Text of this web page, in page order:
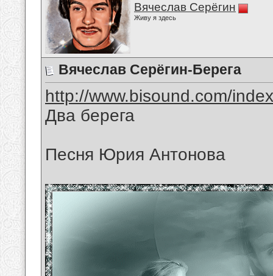
Вячеслав Серёгин
Живу я здесь
Вячеслав Серёгин-Берега
http://www.bisound.com/
Два берега
Песня Юрия Антонова